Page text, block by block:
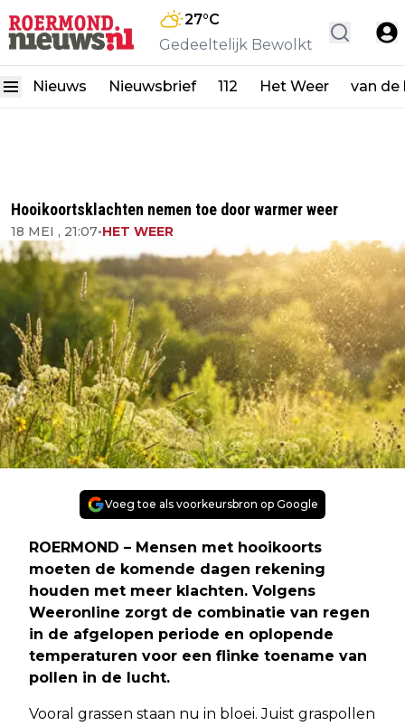
27°C
Gedeeltelijk Bewolkt
Nieuws Nieuwsbrief 112 Het Weer van de
Hooikoortsklachten nemen toe door warmer weer
18 MEI , 21:07•HET WEER
Voeg toe als voorkeursbron op Google
ROERMOND – Mensen met hooikoorts
moeten de komende dagen rekening
houden met meer klachten. Volgens
Weeronline zorgt de combinatie van regen
in de afgelopen periode en oplopende
temperaturen voor een flinke toename van
pollen in de lucht.
Vooral grassen staan nu in bloei. Juist graspollen